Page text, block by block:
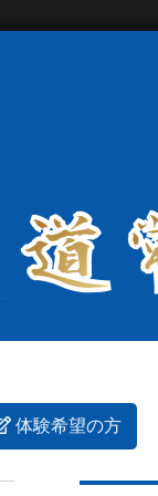
体験希望の方